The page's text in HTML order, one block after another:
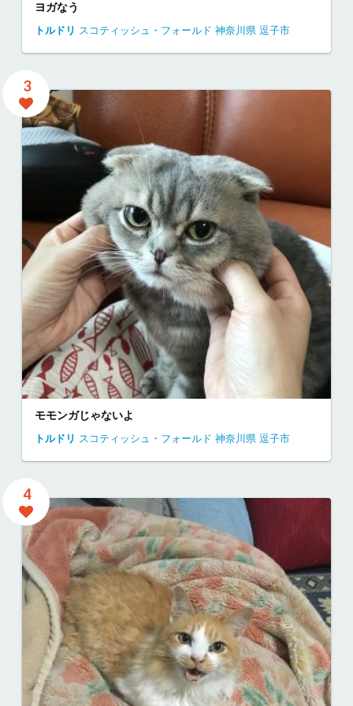
ヨガなう
トルドリ スコティッシュ・フォールド 神奈川県 逗子市
3
モモンガじゃないよ
トルドリ スコティッシュ・フォールド 神奈川県 逗子市
4